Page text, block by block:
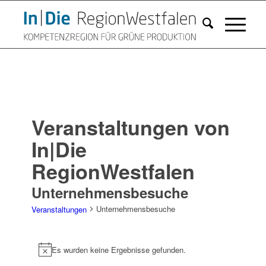
Veranstaltungen von
In|Die
RegionWestfalen
Unternehmensbesuche
Veranstaltungen Unternehmensbesuche
Veranstaltungen
HinweisEs wurden keine Ergebnisse gefunden.